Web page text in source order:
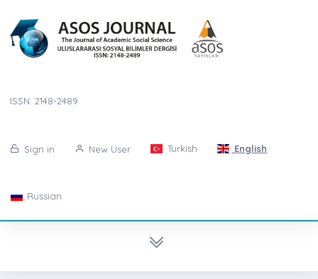
ISSN: 2148-2489
Sign in New User Turkish English
Russian